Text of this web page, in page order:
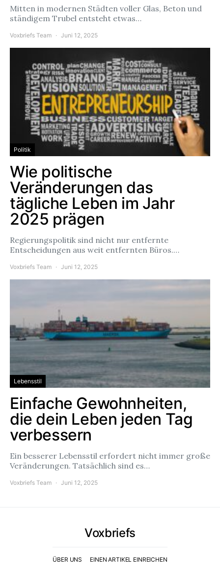
Mitten in modernen Städten voller Glas, Beton und
ständigem Trubel entsteht etwas…
Voxbriefs Team Juni 12, 2025
Politik
Wie politische
Veränderungen das
tägliche Leben im Jahr
2025 prägen
Regierungspolitik sind nicht nur entfernte
Entscheidungen aus weit entfernten Büros.…
Voxbriefs Team Juni 12, 2025
Lebensstil
Einfache Gewohnheiten,
die dein Leben jeden Tag
verbessern
Ein besserer Lebensstil erfordert nicht immer große
Veränderungen. Tatsächlich sind es…
Voxbriefs Team Juni 12, 2025
Voxbriefs
ÜBER UNS EINEN ARTIKEL EINREICHEN